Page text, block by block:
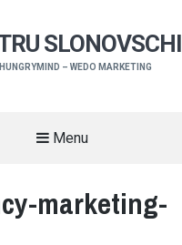
SLONOVSCHI
– WEDO MARKETING
Menu
marketing-